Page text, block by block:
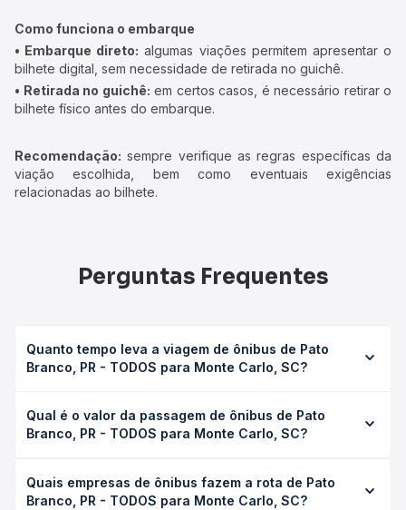
Como funciona o embarque
• Embarque direto: algumas viações permitem apresentar o
bilhete digital, sem necessidade de retirada no guichê.
• Retirada no guichê: em certos casos, é necessário retirar o
bilhete físico antes do embarque.
Recomendação: sempre verifique as regras específicas da
viação escolhida, bem como eventuais exigências
relacionadas ao bilhete.
Perguntas Frequentes
Quanto tempo leva a viagem de ônibus de Pato
Branco, PR - TODOS para Monte Carlo, SC?
Monte Carlo, SC leva em média 0 horas, podendo variar
conforme a viação, o tipo de serviço (convencional,
duração exata de cada opção na data desejada.
Qual é o valor da passagem de ônibus de Pato
Branco, PR - TODOS para Monte Carlo, SC?
TODOS para Monte Carlo, SC custa em média não
identificado e varia conforme a data da viagem, a
Quais empresas de ônibus fazem a rota de Pato
Branco, PR - TODOS para Monte Carlo, SC?